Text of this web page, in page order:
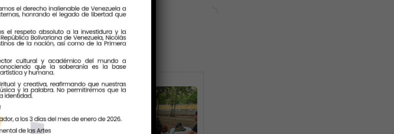
Últimas Noticias